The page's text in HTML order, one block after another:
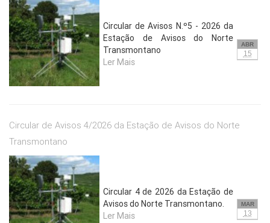
Circular de Avisos N.º5 - 2026 da
Estação de Avisos do Norte
Transmontano
Ler Mais
ABR
15
Circular de Avisos 4/2026 da Estação de Avisos do Norte
Transmontano
Circular 4 de 2026 da Estação de
Avisos do Norte Transmontano.
Ler Mais
MAR
13